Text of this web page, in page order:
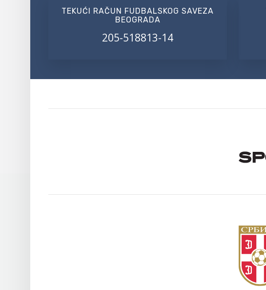
TEKUĆI RAČUN FUDBALSKOG SAVEZA
BEOGRADA
205-518813-14